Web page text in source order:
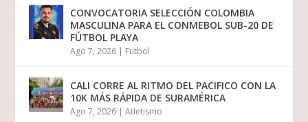
CONVOCATORIA SELECCIÓN COLOMBIA
MASCULINA PARA EL CONMEBOL SUB-20 DE
FÚTBOL PLAYA
Ago 7, 2026 | Futbol
CALI CORRE AL RITMO DEL PACIFICO CON LA
10K MÁS RÁPIDA DE SURAMÉRICA
Ago 7, 2026 |Atletismo